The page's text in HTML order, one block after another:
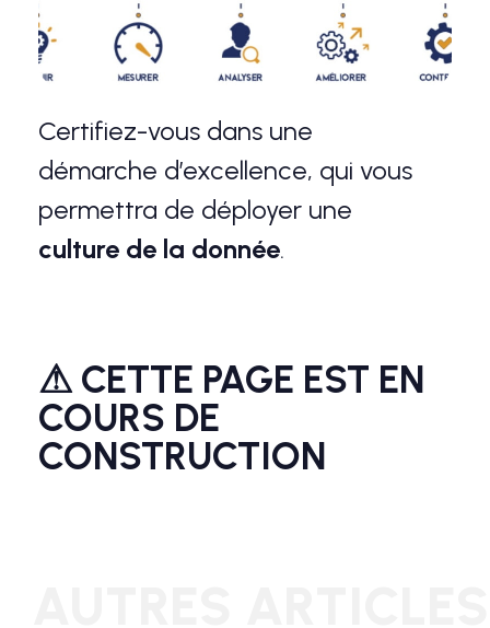
Certifiez-vous dans une
démarche d’excellence, qui vous
permettra de déployer une
culture de la donnée.
⚠ CETTE PAGE EST EN
COURS DE
CONSTRUCTION